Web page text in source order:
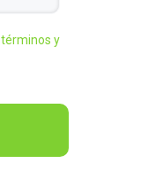
términos y